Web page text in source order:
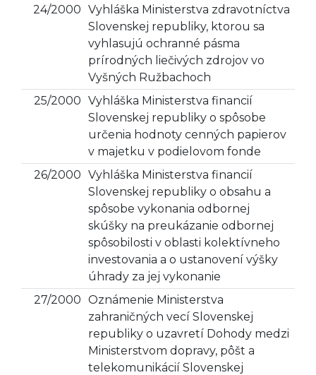
24/2000 Vyhláška Ministerstva zdravotníctva
Slovenskej republiky, ktorou sa
vyhlasujú ochranné pásma
prírodných liečivých zdrojov vo
Vyšných Ružbachoch
25/2000 Vyhláška Ministerstva financií
Slovenskej republiky o spôsobe
určenia hodnoty cenných papierov
v majetku v podielovom fonde
26/2000 Vyhláška Ministerstva financií
Slovenskej republiky o obsahu a
spôsobe vykonania odbornej
skúšky na preukázanie odbornej
spôsobilosti v oblasti kolektívneho
investovania a o ustanovení výšky
úhrady za jej vykonanie
27/2000 Oznámenie Ministerstva
zahraničných vecí Slovenskej
republiky o uzavretí Dohody medzi
Ministerstvom dopravy, pôšt a
telekomunikácií Slovenskej